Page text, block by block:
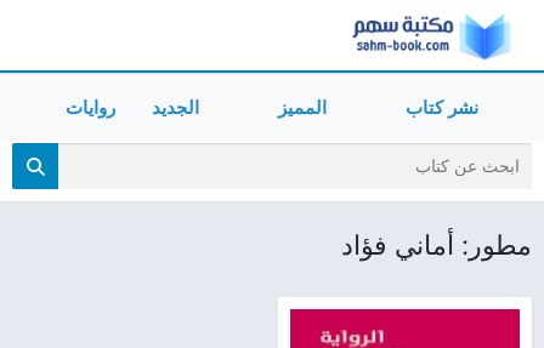
نشر كتاب المميز الجديد روايات
مطور: أماني فؤاد